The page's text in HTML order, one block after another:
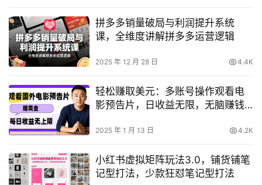
拼多多销量破局与利润提升系统
课，全维度讲解拼多多运营逻辑
2025 年 12 月 28 日 4.4K
轻松赚取美元：多账号操作观看电
影预告片，日收益无限，无脑赚钱
2025 年 1 月 13 日 4.2K
小红书虚拟矩阵玩法3.0，铺货铺笔
记型打法，少款狂怼笔记型打法